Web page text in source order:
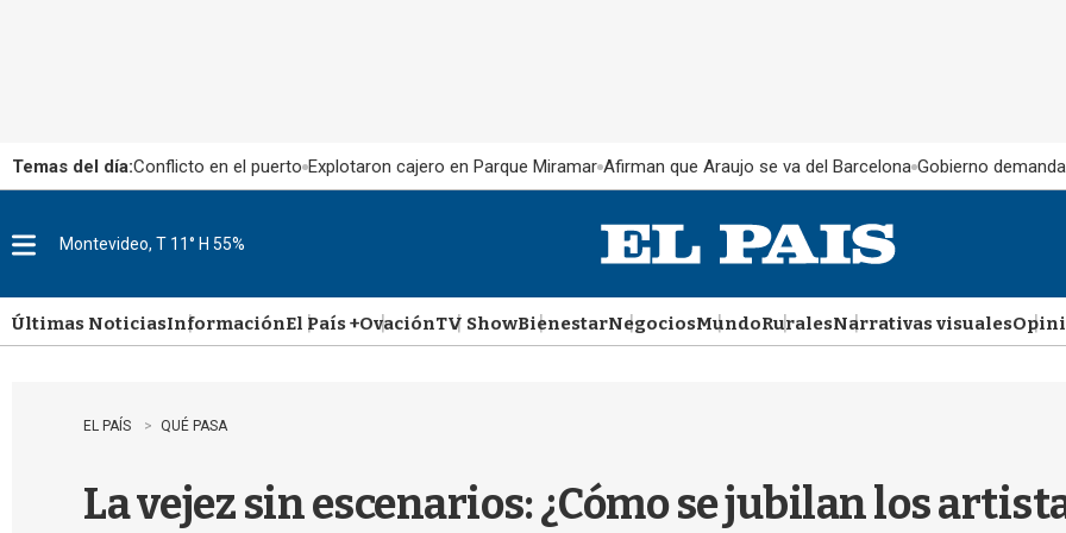
Temas del día:Conflicto en el puerto Explotaron cajero en Parque Miramar Afirman que Araujo se va del Barcelona Gobierno
u
Montevideo, T 11° H 55%
Últimas NoticiasInformaciónEl País +OvaciónTV ShowBienestarNegociosMundoRuralesNarrativas visuales
EL PAÍS QUÉ PASA
La vejez sin escenarios: ¿Cómo se jubilan los